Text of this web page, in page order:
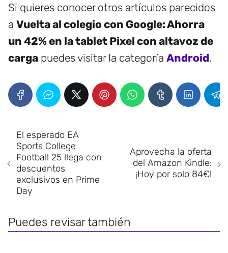
Si quieres conocer otros artículos parecidos
a Vuelta al colegio con Google: Ahorra
un 42% en la tablet Pixel con altavoz de
carga puedes visitar la categoría Android.
El esperado EA
Sports College
Football 25 llega con
descuentos
exclusivos en Prime
Day
Aprovecha la oferta
del Amazon Kindle:
¡Hoy por solo 84€!
Puedes revisar también